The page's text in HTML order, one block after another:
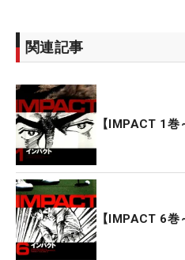
関連記事
【IMPACT 1
【IMPACT 6